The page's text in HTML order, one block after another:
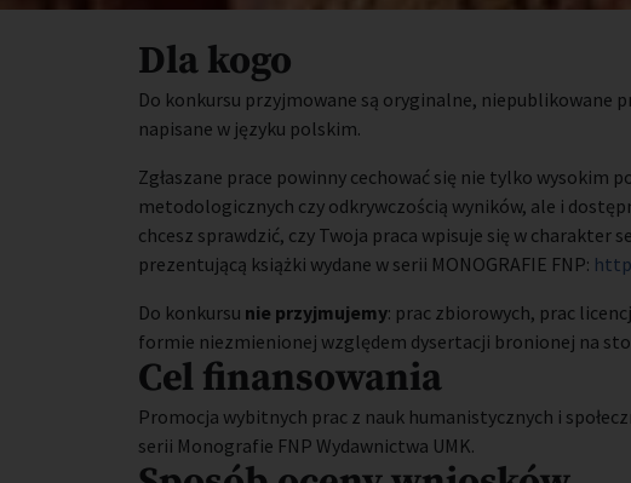
Dla kogo
Do konkursu przyjmowane są oryginalne, niepublikowane
napisane w języku polskim.
Zgłaszane prace powinny cechować się nie tylko
metodologicznych czy odkrywczością wyników, ale i
chcesz sprawdzić, czy Twoja praca wpisuje się w
prezentującą książki wydane w serii MONOGRAFIE FNP:
Do konkursu nie przyjmujemy: prac zbiorowych, prac
formie niezmienionej względem dysertacji bronionej na
Cel finansowania
Promocja wybitnych prac z nauk humanistycznych i
serii Monografie FNP Wydawnictwa UMK.